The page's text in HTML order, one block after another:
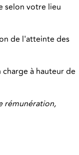
selon votre lieu
de l'atteinte des
à hauteur de
rémunération,